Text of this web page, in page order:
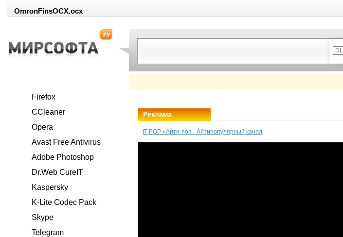
OmronFinsOCX.ocx
Firefox
CCleaner
Opera
Avast Free Antivirus
Adobe Photoshop
Dr.Web CureIT
Kaspersky
K-Lite Codec Pack
Skype
Telegram
Реклама
IT POP • Айти-поп - Айтипопулярный канал